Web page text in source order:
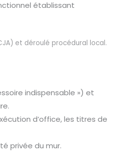
établissant
et déroulé procédural local.
indispensable ») et
d’office, les titres de
privée du mur.